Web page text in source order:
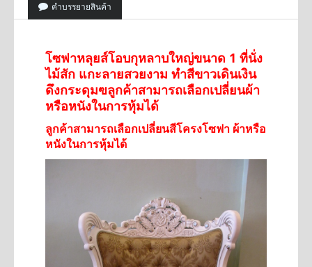
คำบรรยายสินค้า
โซฟาหลุยส์โอบกุหลาบใหญ่ขนาด 1 ที่นั่ง
ไม้สัก แกะลายสวยงาม ทำสีขาวเดินเงิน
ดึงกระดุมฃลูกค้าสามารถเลือกเปลี่ยนผ้า
หรือหนังในการหุ้มได้
ลูกค้าสามารถเลือกเปลี่ยนสีโครงโซฟา ผ้าหรือ
หนังในการหุ้มได้